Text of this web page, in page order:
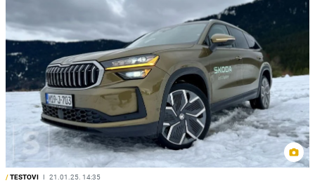
/TESTOVI I 21.01.25. 14:35